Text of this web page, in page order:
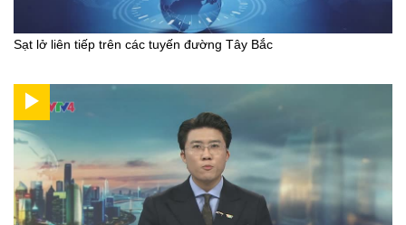
Sạt lở liên tiếp trên các tuyến đường Tây Bắc